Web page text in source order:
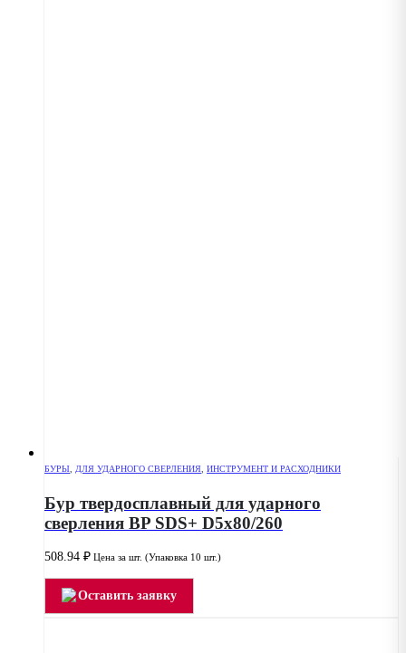
БУРЫ ДЛЯ УДАРНОГО СВЕРЛЕНИЯ ИНСТРУМЕНТ И РАСХОДНИКИ
Бур твердосплавный для ударного
сверления BP SDS+ D5x80/260
508.94 ₽ Цена за шт. (Упаковка 10 шт.)
Оставить заявку